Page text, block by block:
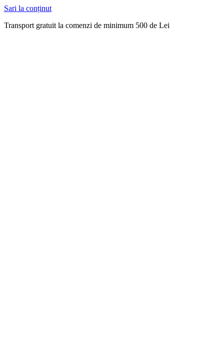
Sari la conținut
Transport gratuit la comenzi de minimum 500 de Lei